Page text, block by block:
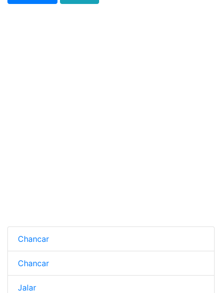
Chancar
Chancar
Jalar